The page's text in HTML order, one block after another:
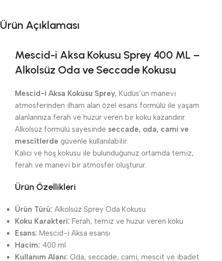
Ürün Açıklaması
Mescid-i Aksa Kokusu Sprey 400 ML –
Alkolsüz Oda ve Seccade Kokusu
Mescid-i Aksa Kokusu Sprey, Kudüs’ün manevi
atmosferinden ilham alan özel esans formülü ile yaşam
alanlarınıza ferah ve huzur veren bir koku kazandırır.
Alkolsüz formülü sayesinde seccade, oda, cami ve
mescitlerde güvenle kullanılabilir.
Kalıcı ve hoş kokusu ile bulunduğunuz ortamda temiz,
ferah ve manevi bir atmosfer oluşturur.
Ürün Özellikleri
Ürün Türü: Alkolsüz Sprey Oda Kokusu
Koku Karakteri: Ferah, temiz ve huzur veren koku
Esans: Mescid-i Aksa esansı
Hacim: 400 ml
Kullanım Alanı: Oda, seccade, cami, mescit ve ibadet